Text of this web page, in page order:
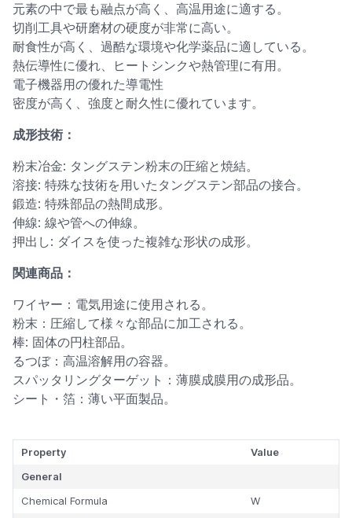
元素の中で最も融点が高く、高温用途に適する。
切削工具や研磨材の硬度が非常に高い。
耐食性が高く、過酷な環境や化学薬品に適している。
熱伝導性に優れ、ヒートシンクや熱管理に有用。
電子機器用の優れた導電性
密度が高く、強度と耐久性に優れています。
成形技術：
粉末冶金: タングステン粉末の圧縮と焼結。
溶接: 特殊な技術を用いたタングステン部品の接合。
鍛造: 特殊部品の熱間成形。
伸線: 線や管への伸線。
押出し: ダイスを使った複雑な形状の成形。
関連商品：
ワイヤー：電気用途に使用される。
粉末：圧縮して様々な部品に加工される。
棒: 固体の円柱部品。
るつぼ：高温溶解用の容器。
スパッタリングターゲット：薄膜成膜用の成形品。
シート・箔：薄い平面製品。
Property
Value
General
Chemical Formula
W